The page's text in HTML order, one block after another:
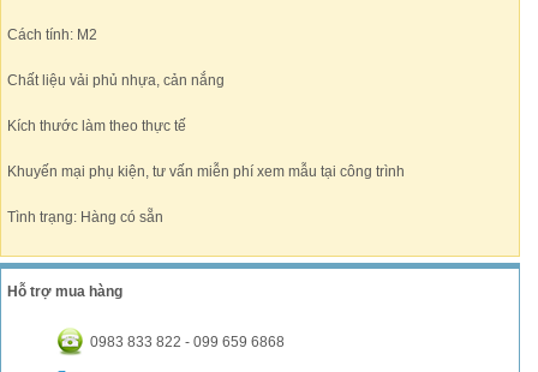
Cách tính: M2
Chất liệu vải phủ nhựa, cản nắng
Kích thước làm theo thực tế
Khuyến mại phụ kiện, tư vấn miễn phí xem mẫu tại công trình
Tình trạng: Hàng có sẵn
Hỗ trợ mua hàng
0983 833 822 - 099 659 6868